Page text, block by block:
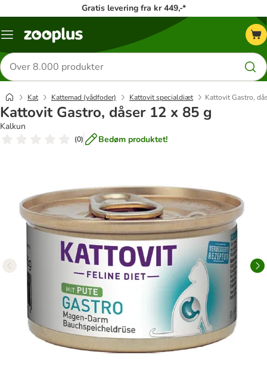
Gratis levering fra kr 449,-*
Menu
Søg
efter
produkter
Kat Kattemad (vådfoder) Kattovit specialdiæt Kattovit Gastro,
Kattovit Gastro, dåser 12 x 85 g
Kalkun
(0) Bedøm produktet!